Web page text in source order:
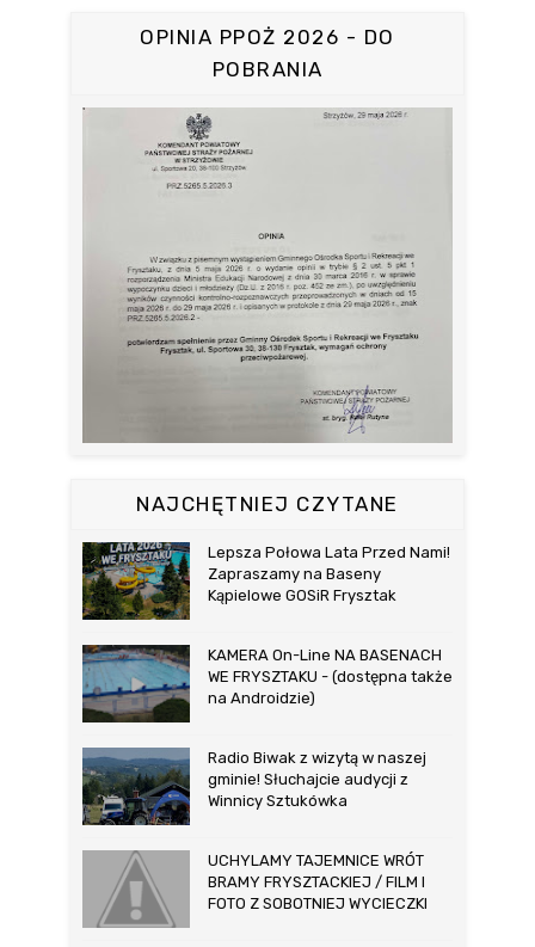
OPINIA PPOŻ 2026 - DO
POBRANIA
NAJCHĘTNIEJ CZYTANE
Lepsza Połowa Lata Przed Nami!
Zapraszamy na Baseny
Kąpielowe GOSiR Frysztak
KAMERA On-Line NA BASENACH
WE FRYSZTAKU - (dostępna także
na Androidzie)
Radio Biwak z wizytą w naszej
gminie! Słuchajcie audycji z
Winnicy Sztukówka
UCHYLAMY TAJEMNICE WRÓT
BRAMY FRYSZTACKIEJ / FILM I
FOTO Z SOBOTNIEJ WYCIECZKI